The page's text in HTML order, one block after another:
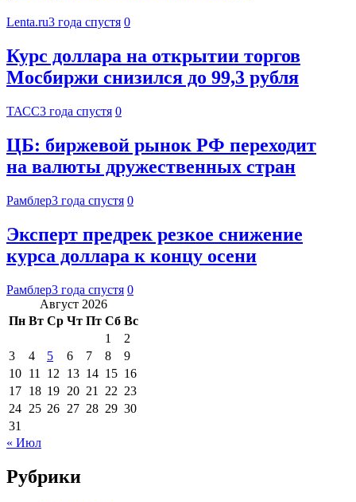
Lenta.ru3 года спустя 0
Курс доллара на открытии торгов
Мосбиржи снизился до 99,3 рубля
ТАСС3 года спустя 0
ЦБ: биржевой рынок РФ переходит
на валюты дружественных стран
Рамблер3 года спустя 0
Эксперт предрек резкое снижение
курса доллара к концу осени
Рамблер3 года спустя 0
Август 2026
Пн Вт Ср Чт Пт Сб Вс
1
2
3
4 5 6 7 8
9
10 11 12 13 14 15 16
17 18 19 20 21 22 23
24 25 26 27 28 29 30
31
« Июл
Рубрики